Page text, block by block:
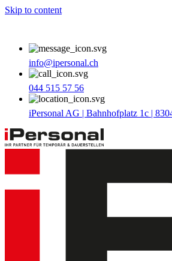
Skip to content
info@ipersonal.ch
044 515 57 56
iPersonal AG | Bahnhofplatz 1c |